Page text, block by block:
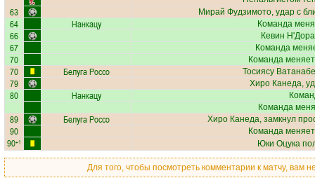
63 Мирай Фудзимото, удар с
64 Нанкацу Команда
66 Кевин
67 Команда
70 Команда
70 Белуга Россо Тосиясу Ватанабе
79 Хиро Канеда,
80 Нанкацу
Команда
89 Белуга Россо Хиро Канеда, замкнул
90 Команда
90+1 Юки Оцука
Для того, чтобы посмотреть комментарии к матчу, вам